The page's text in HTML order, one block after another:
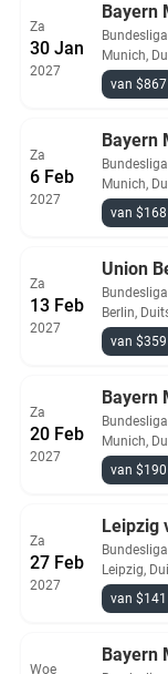
Za
30 Jan
2027
Bayern
Bundesliga
Munich,
van $867
Za
6 Feb
2027
Bayern
Bundesliga
Munich,
van $168
Za
13 Feb
2027
Union
Bundesliga
Berlin,
van $359
Za
20 Feb
2027
Bayern
Bundesliga
Munich,
van $190
Za
27 Feb
2027
Leipzig
Bundesliga
Leipzig,
van $141
Woe
Bayern